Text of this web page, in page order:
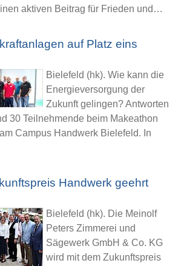
aktiven Beitrag für Frieden und…
auf Platz eins
Bielefeld (hk). Wie kann die
Energieversorgung der
Zukunft gelingen? Antworten
30 Teilnehmende beim Makeathon
Campus Handwerk Bielefeld. In
Handwerk geehrt
Bielefeld (hk). Die Meinolf
Peters Zimmerei und
Sägewerk GmbH & Co. KG
wird mit dem Zukunftspreis